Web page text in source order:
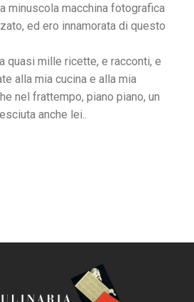
minuscola macchina fotografica
ed ero innamorata di questo
quasi mille ricette, e racconti, e
alla mia cucina e alla mia
nel frattempo, piano piano, un
anche lei..